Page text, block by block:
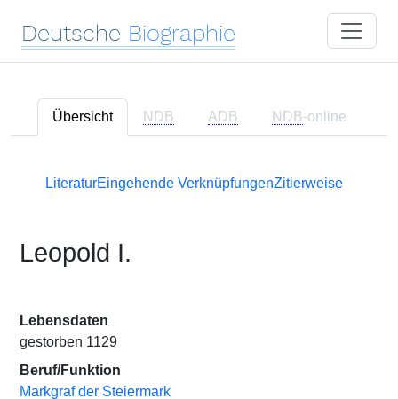
Deutsche Biographie
Übersicht NDB ADB NDB-online
LiteraturEingehende VerknüpfungenZitierweise
Leopold I.
Lebensdaten
gestorben 1129
Beruf/Funktion
Markgraf der Steiermark